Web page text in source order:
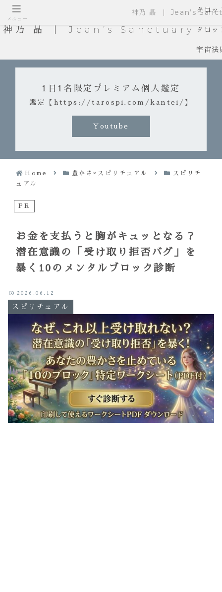
神乃 晶 ｜ Jean’s Sanctuary
タロッ
タロッ
宇宙法
1日1名限定プレミアム個人鑑定
鑑定【https://tarospi.com/kantei/】
Youtube
Home 豊かさ×スピリチュアル
スピリチ
ュアル
PR
お金を支払うと胸がキュッとなる？
潜在意識の「受け取り拒否バグ」を
暴く10のメンタルブロック診断
スピリチュアル
2026.06.12
メニュー
神乃 晶 ｜ Jean’s